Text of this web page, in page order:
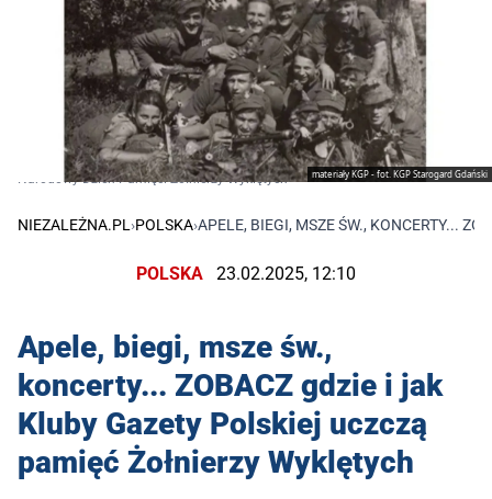
materiały KGP - fot. KGP Starogard Gdański
Narodowy Dzień Pamięci Żołnierzy Wyklętych
NIEZALEŻNA.PL ›POLSKA›APELE, BIEGI, MSZE ŚW., KONCERTY...
POLSKA 23.02.2025, 12:10
Apele, biegi, msze św.,
koncerty... ZOBACZ gdzie i jak
Kluby Gazety Polskiej uczczą
pamięć Żołnierzy Wyklętych